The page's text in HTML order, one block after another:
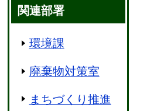
関連部署
環境課
廃棄物対策室
まちづくり推進